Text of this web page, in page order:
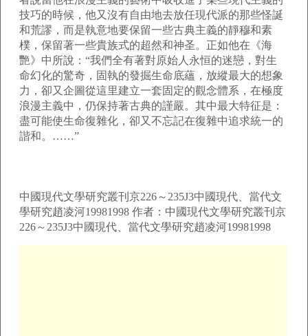
技巧的時候，他又沒有自由地去放任現代派的那些怪誕
和荒謬，而是執意地要保留一些古典主義的靜穆和素
樸，保留著一些貴族式的超然和神圣。正如他在《海
艷》中所說：“我們全有著對原始人永恒的迷戀，對生
命幻化的驚奇，固執的發掘生命底蘊，放縱最大的想象
力，卻又企圖從這里建立一套固定的觀念體系，在極度
浪漫主義中，仍保持著古典的謹嚴。其中最大特征是：
盡可能使生命復雜化，卻又不忘記在復雜中追求統一的
諧和。……”
中國現代文學研究叢刊京226～235J3中國現代、當代文
學研究趙凌河19981998 作者：中國現代文學研究叢刊京
226～235J3中國現代、當代文學研究趙凌河19981998